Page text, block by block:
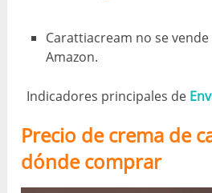
Carattiacream no se
Amazon.
Indicadores principales de
Precio de crema de
dónde comprar